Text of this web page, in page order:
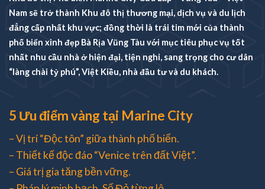
Nam sẽ trở thành Khu đô thị thương mại, dịch vụ và du lịch
đẳng cấp nhất khu vực; đồng thời là trái tim mới của thành
phố biển xinh đẹp Bà Rịa Vũng Tàu với mục tiêu phục vụ tốt
nhất nhu cầu nhà ở hiện đại, tiện nghi, sang trọng cho cư dân
“làng chài tỷ phú”, Việt Kiều, nhà đầu tư và du khách.
5 Ưu điểm vàng tại Marine City
– Vị trí “Độc tôn” giữa thành phố biển.
– Thiết kế độc đáo “Venice trên đất Việt”.
– Giá trị gia tăng bền vững.